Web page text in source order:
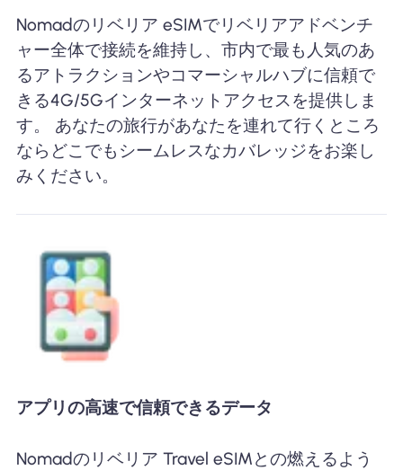
Nomadのリベリア eSIMでリベリアアドベンチ
ャー全体で接続を維持し、市内で最も人気のあ
るアトラクションやコマーシャルハブに信頼で
きる4G/5Gインターネットアクセスを提供しま
す。 あなたの旅行があなたを連れて行くところ
ならどこでもシームレスなカバレッジをお楽し
みください。
アプリの高速で信頼できるデータ
Nomadのリベリア Travel eSIMとの燃えるよう